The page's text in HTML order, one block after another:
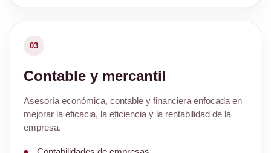
03
Contable y mercantil
Asesoría económica, contable y financiera enfocada en
mejorar la eficacia, la eficiencia y la rentabilidad de la
empresa.